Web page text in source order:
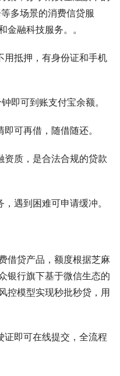
多场景的消费信贷服
金融科技服务。。
用抵押，有身份证和手机
即可到账支付宝余额。
可再借，随借随还。
资质，是合法合规的贷款
遇到困难可申请缓冲。
借贷产品，额度根据芝麻
银行旗下基于微信生态的
控模型实现秒批秒贷，用
证即可在线提交，全流程